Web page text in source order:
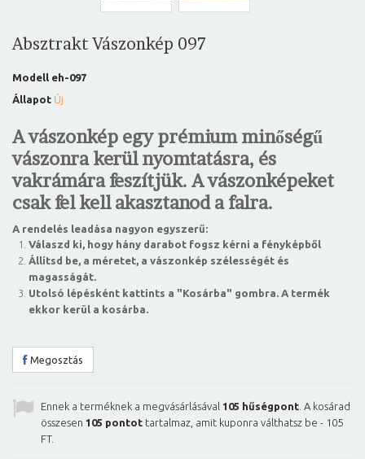
Absztrakt Vászonkép 097
Modell eh-097
Állapot Új
A vászonkép egy prémium minőségű
vászonra kerül nyomtatásra, és
vakrámára feszítjük. A vászonképeket
csak fel kell akasztanod a falra.
A rendelés leadása nagyon egyszerű:
Válaszd ki, hogy hány darabot fogsz kérni a fényképből
Állítsd be, a méretet, a vászonkép szélességét és
magasságát.
Utolsó lépésként kattints a "Kosárba" gombra. A termék
ekkor kerül a kosárba.
Megosztás
Ennek a terméknek a megvásárlásával 105 hűségpont . A kosárad
összesen 105 pontot tartalmaz, amit kuponra válthatsz be - 105
FT.